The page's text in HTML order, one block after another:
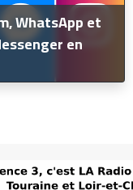
WhatsApp et
en